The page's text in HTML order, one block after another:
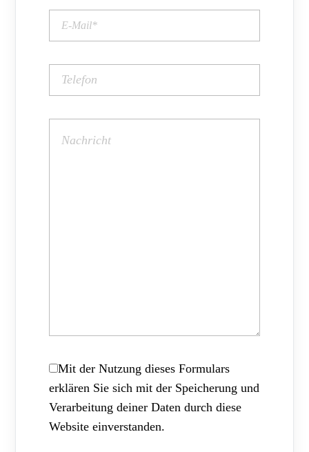
Mit der Nutzung dieses Formulars
erklären Sie sich mit der Speicherung und
Verarbeitung deiner Daten durch diese
Website einverstanden.